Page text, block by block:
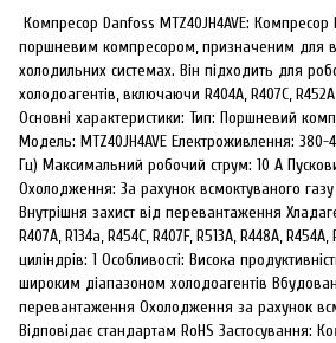
Компресор Danfoss MTZ40JH4AVE: Компресор
поршневим компресором, призначеним для
холодильних системах. Він підходить для
холодоагентів, включаючи R404A, R407C,
Основні характеристики: Тип: Поршневий
Модель: MTZ40JH4AVE Електроживлення:
Гц) Максимальний робочий струм: 10 А
Охолодження: За рахунок всмоктуваного газу
Внутрішня захист від перевантаження
R407A, R134a, R454C, R407F, R513A, R448A, R454A,
циліндрів: 1 Особливості: Висока
широким діапазоном холодоагентів
перевантаження Охолодження за рахунок
Відповідає стандартам RoHS Застосування: